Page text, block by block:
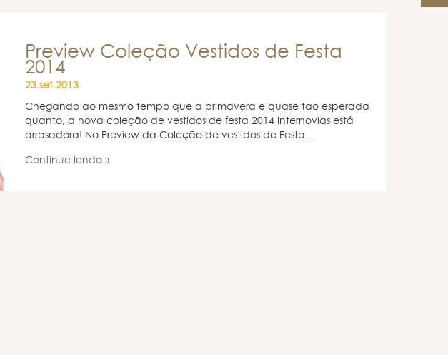
Preview Coleção Vestidos de Festa
2014
23.set.2013
Chegando ao mesmo tempo que a primavera e quase tão esperada
quanto, a nova coleção de vestidos de festa 2014 Internovias está
arrasadora! No Preview da Coleção de vestidos de Festa ...
Continue lendo »